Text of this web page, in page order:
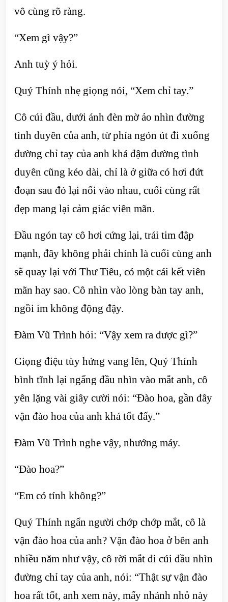
vô cùng rõ ràng.
“Xem gì vậy?”
Anh tuỳ ý hỏi.
Quý Thính nhẹ giọng nói, “Xem chỉ tay.”
Cô cúi đầu, dưới ánh đèn mờ ảo nhìn đường
tình duyên của anh, từ phía ngón út đi xuống
đường chỉ tay của anh khá đậm đường tình
duyên cũng kéo dài, chỉ là ở giữa có hơi đứt
đoạn sau đó lại nối vào nhau, cuối cùng rất
đẹp mang lại cảm giác viên mãn.
Đầu ngón tay cô hơi cứng lại, trái tim đập
mạnh, đây không phải chính là cuối cùng anh
sẽ quay lại với Thư Tiêu, có một cái kết viên
mãn hay sao. Cô nhìn vào lòng bàn tay anh,
ngồi im không động đậy.
Đàm Vũ Trình hỏi: “Vậy xem ra được gì?”
Giọng điệu tùy hứng vang lên, Quý Thính
bình tĩnh lại ngẩng đầu nhìn vào mắt anh, cô
yên lặng vài giây cười nói: “Đào hoa, gần đây
vận đào hoa của anh khá tốt đấy.”
Đàm Vũ Trình nghe vậy, nhướng máy.
“Đào hoa?”
“Em có tính không?”
Quý Thính ngẩn người chớp chớp mắt, cô là
vận đào hoa của anh? Vận đào hoa ở bên anh
nhiều năm như vậy, cô rời mắt đi cúi đầu nhìn
đường chỉ tay của anh, nói: “Thật sự vận đào
hoa rất tốt, anh xem này, mấy nhánh nhỏ này